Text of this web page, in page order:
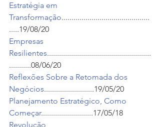
Estratégia em
Transformação............................................
.....19/08/20
Empresas
Resilientes....................................................
...........08/06/20
Reflexões Sobre a Retomada dos
Negócios.........................19/05/20
Planejamento Estratégico, Como
Começar..........................17/05/18
Revolução